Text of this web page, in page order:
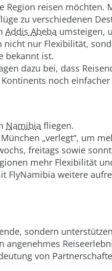
reisen
zu verschiedenen
Addis Abeba umsteigen,
nur Flexibilität,
bekannt ist.
dazu bei, dass
noch
Namibia fliegen.
„verlegt“, um
freitags sowie
mehr Flexibilität
weitere
sondern
von